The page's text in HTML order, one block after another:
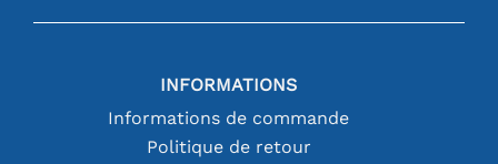
INFORMATIONS
Informations de commande
Politique de retour